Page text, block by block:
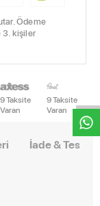
Ödeme
3. kişiler
9 Taksite
Varan
9 Taksite
Varan
İade &